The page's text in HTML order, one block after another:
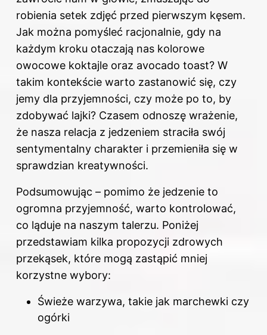
robienia setek zdjęć przed pierwszym kęsem.
Jak można pomyśleć racjonalnie, gdy na
każdym kroku otaczają nas kolorowe
owocowe koktajle oraz avocado toast? W
takim kontekście warto zastanowić się, czy
jemy dla przyjemności, czy może po to, by
zdobywać lajki? Czasem odnoszę wrażenie,
że nasza relacja z jedzeniem straciła swój
sentymentalny charakter i przemieniła się w
sprawdzian kreatywności.
Podsumowując – pomimo że jedzenie to
ogromna przyjemność, warto kontrolować,
co ląduje na naszym talerzu. Poniżej
przedstawiam kilka propozycji zdrowych
przekąsek, które mogą zastąpić mniej
korzystne wybory:
Świeże warzywa, takie jak marchewki czy
ogórki